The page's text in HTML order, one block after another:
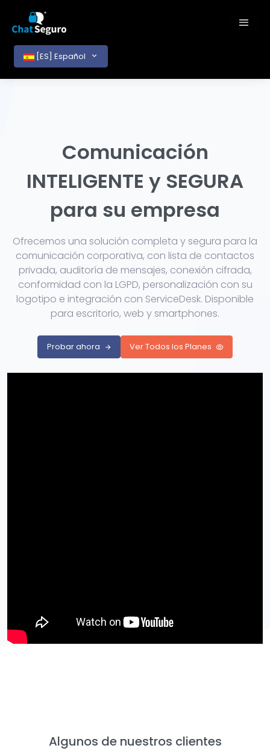
[ES] Español
Comunicación
INTELIGENTE y SEGURA
para su empresa
Ofrecemos una solución completa y segura para la
comunicación corporativa, con lista de contactos
privada, auditoría de mensajes, conexión cifrada,
conformidad con la LGPD, personalización con su
logotipo e integración con ServiceDesk. Disponible
para escritorio, web y smartphones.
Probar ahora Ver Todos los Planes
Algunos de nuestros clientes